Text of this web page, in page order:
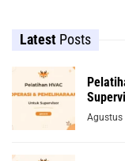
Latest Posts
Agustus